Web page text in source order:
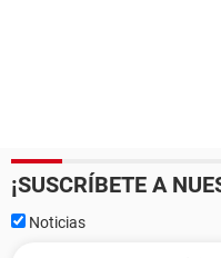
¡SUSCRÍBETE A
Noticias